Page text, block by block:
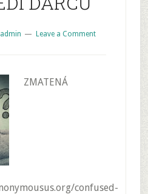
admin Leave a Comment
ZMATENÁ
confused-